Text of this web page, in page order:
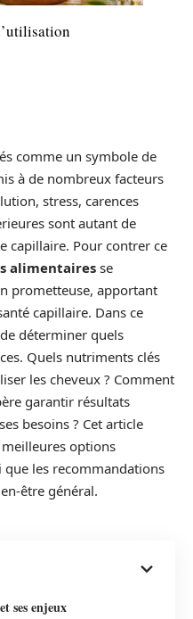
comme un symbole de
à de nombreux facteurs
stress, carences
sont autant de
capillaire. Pour contrer ce
alimentairesse
prometteuse, apportant
capillaire. Dans ce
déterminer quels
Quels nutriments clés
les cheveux ? Comment
garantir résultats
besoins ? Cet article
options
les recommandations
être général.
ses enjeux